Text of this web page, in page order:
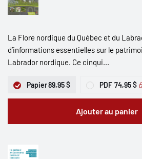
La Flore nordique du Québec et du
d’informations essentielles sur le
Labrador nordique. Ce cinqui...
Papier89,95 $ PDF 74,95 $
Ajouter au panier